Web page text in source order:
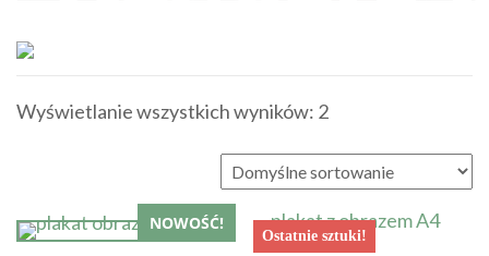
Wyświetlanie wszystkich wyników: 2
NOWOŚĆ!
Ostatnie sztuki!